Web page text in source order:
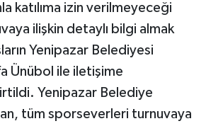
katılıma izin verilmeyeceği
ilişkin detaylı bilgi almak
Yenipazar Belediyesi
Ünübol ile iletişime
Yenipazar Belediye
tüm sporseverleri turnuvaya